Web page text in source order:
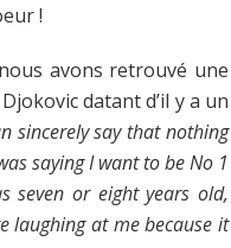
!
avons retrouvé une
datant d’il y a un
sincerely say that nothing
saying I want to be No 1
seven or eight years old,
laughing at me because it